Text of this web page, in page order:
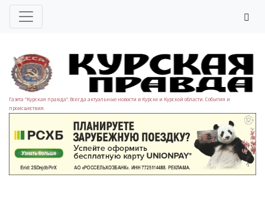
Газета "Курская правда". Всегда актуальные новости в Курске и Курской области. События и
происшествия.